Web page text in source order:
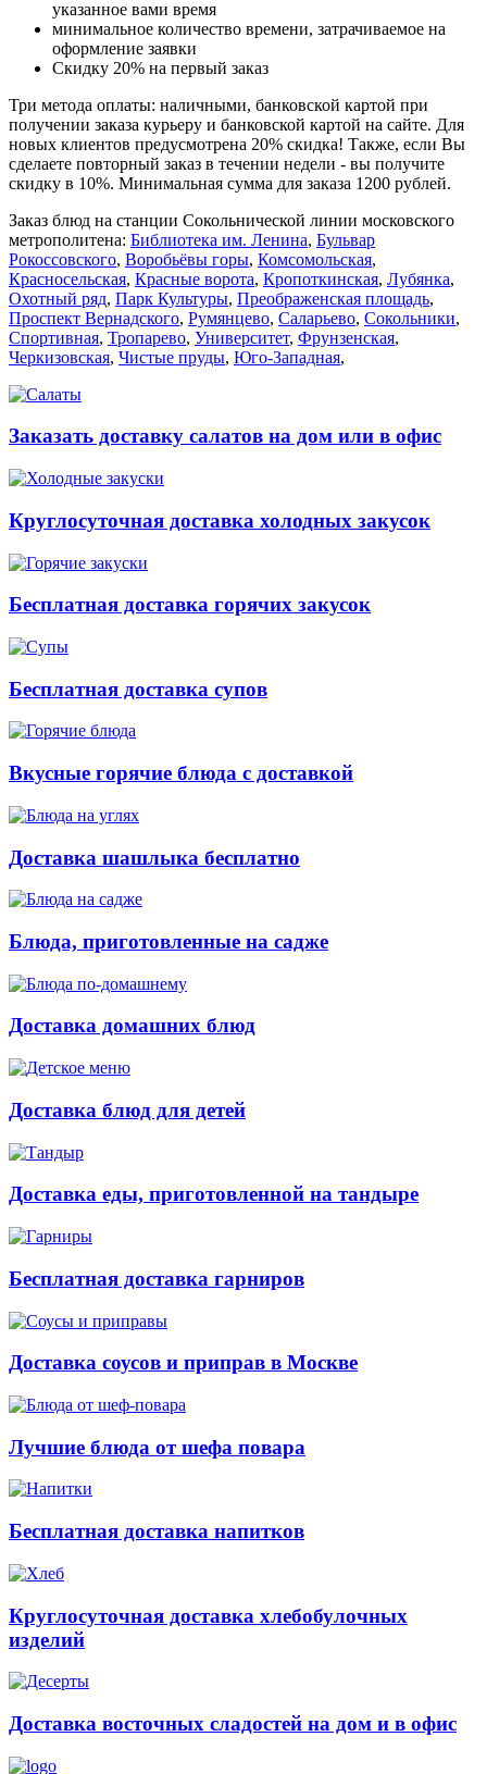
указанное вами время
минимальное количество времени, затрачиваемое на
оформление заявки
Скидку 20% на первый заказ
Три метода оплаты: наличными, банковской картой при
получении заказа курьеру и банковской картой на сайте. Для
новых клиентов предусмотрена 20% скидка! Также, если Вы
сделаете повторный заказ в течении недели - вы получите
скидку в 10%. Минимальная сумма для заказа 1200 рублей.
Заказ блюд на станции Сокольнической линии московского
метрополитена: Библиотека им. Ленина, Бульвар
Рокоссовского, Воробьёвы горы, Комсомольская,
Красносельская, Красные ворота, Кропоткинская, Лубянка,
Охотный ряд, Парк Культуры, Преображенская площадь,
Проспект Вернадского, Румянцево, Саларьево, Сокольники,
Спортивная, Тропарево, Университет, Фрунзенская,
Черкизовская, Чистые пруды, Юго-Западная,
Заказать доставку салатов на дом или в офис
Круглосуточная доставка холодных закусок
Бесплатная доставка горячих закусок
Бесплатная доставка супов
Вкусные горячие блюда с доставкой
Доставка шашлыка бесплатно
Блюда, приготовленные на садже
Доставка домашних блюд
Доставка блюд для детей
Доставка еды, приготовленной на тандыре
Бесплатная доставка гарниров
Доставка соусов и приправ в Москве
Лучшие блюда от шефа повара
Бесплатная доставка напитков
Круглосуточная доставка хлебобулочных
изделий
Доставка восточных сладостей на дом и в офис